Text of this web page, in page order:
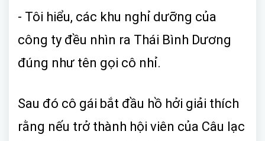
- Tôi hiểu, các khu nghỉ dưỡng của
công ty đều nhìn ra Thái Bình Dương
đúng như tên gọi cô nhỉ.
Sau đó cô gái bắt đầu hồ hởi giải thích
rằng nếu trở thành hội viên của Câu lạc